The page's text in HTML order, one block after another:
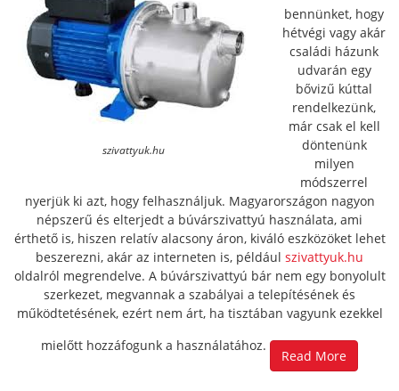
szivattyuk.hu
bennünket, hogy
hétvégi vagy akár
családi házunk
udvarán egy
bővizű kúttal
rendelkezünk,
már csak el kell
döntenünk
milyen
módszerrel
nyerjük ki azt, hogy felhasználjuk. Magyarországon nagyon
népszerű és elterjedt a búvárszivattyú használata, ami
érthető is, hiszen relatív alacsony áron, kiváló eszközöket lehet
beszerezni, akár az interneten is, például szivattyuk.hu
oldalról megrendelve. A búvárszivattyú bár nem egy bonyolult
szerkezet, megvannak a szabályai a telepítésének és
működtetésének, ezért nem árt, ha tisztában vagyunk ezekkel
mielőtt hozzáfogunk a használatához.
Read More